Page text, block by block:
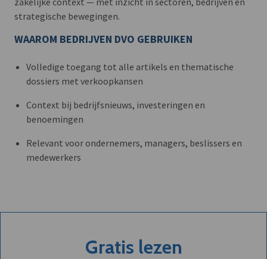
strategische bewegingen.
WAAROM BEDRIJVEN DVO GEBRUIKEN
Volledige toegang tot alle artikels en thematische
dossiers met verkoopkansen
Context bij bedrijfsnieuws, investeringen en
benoemingen
Relevant voor ondernemers, managers, beslissers en
medewerkers
Gratis lezen